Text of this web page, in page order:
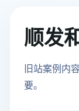
顺发
旧站案例内
要。